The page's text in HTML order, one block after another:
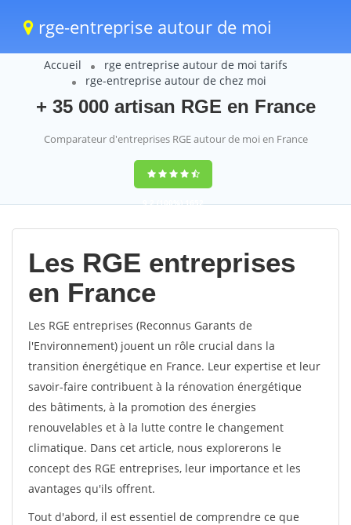
rge-entreprise autour de moi
Accueil
rge entreprise autour de moi tarifs
rge-entreprise autour de chez moi
+ 35 000 artisan RGE en France
Comparateur d'entreprises RGE autour de moi en France
9,2(100%)1652
votes
Les RGE entreprises
en France
Les RGE entreprises (Reconnus Garants de
l'Environnement) jouent un rôle crucial dans la
transition énergétique en France. Leur expertise et leur
savoir-faire contribuent à la rénovation énergétique
des bâtiments, à la promotion des énergies
renouvelables et à la lutte contre le changement
climatique. Dans cet article, nous explorerons le
concept des RGE entreprises, leur importance et les
avantages qu'ils offrent.
Tout d'abord, il est essentiel de comprendre ce que